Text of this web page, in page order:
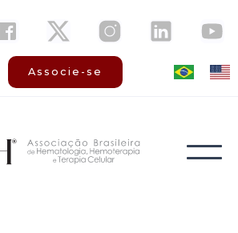
Associe-se